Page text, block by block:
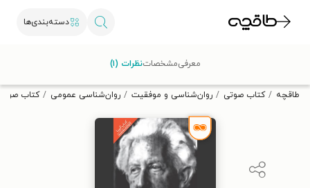
دسته‌بندی‌ها
تخفیف از طاقچه دریافت کن.
طاقچه کتاب صوتی روان‌شناسی و موفقیت روان‌شناسی عمومی کتاب
معرفیمشخصاتنظرات (۱)